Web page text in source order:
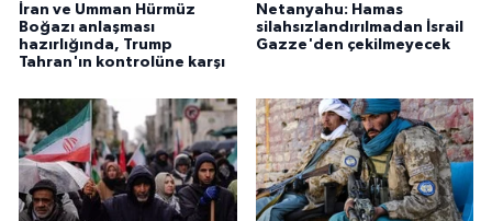
İran ve Umman Hürmüz
Boğazı anlaşması
hazırlığında, Trump
Tahran'ın kontrolüne karşı
Netanyahu: Hamas
silahsızlandırılmadan İsrail
Gazze'den çekilmeyecek